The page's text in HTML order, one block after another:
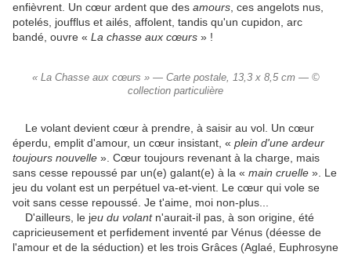
enfièvrent. Un cœur ardent que des amours , ces angelots nus,
potelés, joufflus et ailés, affolent, tandis qu'un cupidon, arc
bandé, ouvre « La chasse aux cœurs » !
« La Chasse aux cœurs » — Carte postale, 13,3 x 8,5 cm — ©
collection particulière
Le volant devient cœur à prendre, à saisir au vol. Un cœur
éperdu, emplit d'amour, un cœur insistant, « plein d'une ardeur
toujours nouvelle ». Cœur toujours revenant à la charge, mais
sans cesse repoussé par un(e) galant(e) à la « main cruelle ». Le
jeu du volant est un perpétuel va-et-vient. Le cœur qui vole se
voit sans cesse repoussé. Je t'aime, moi non-plus...
D'ailleurs, le jeu du volant n'aurait-il pas, à son origine, été
capricieusement et perfidement inventé par Vénus (déesse de
l'amour et de la séduction) et les trois Grâces (Aglaé, Euphrosyne